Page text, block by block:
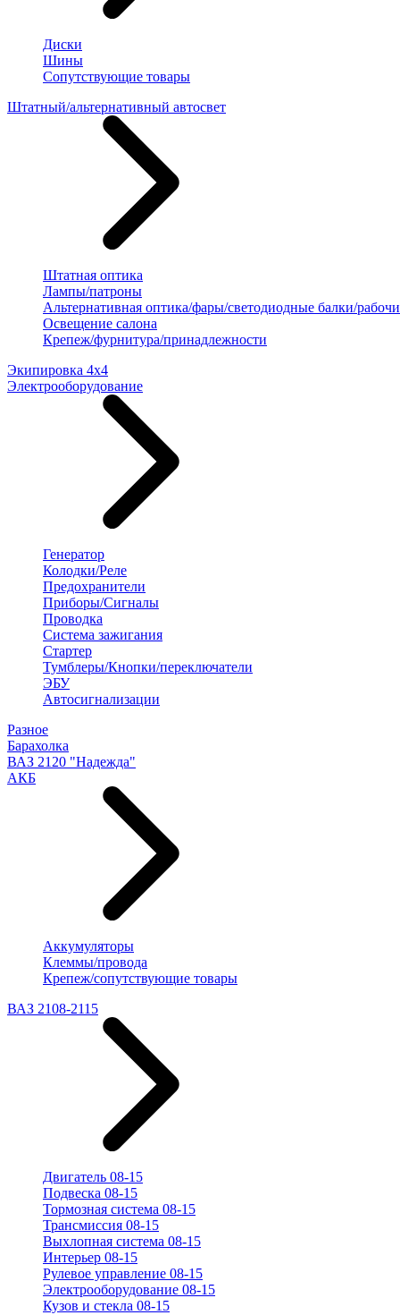
Диски
Шины
Сопутствующие товары
Штатный/альтернативный автосвет
Штатная оптика
Лампы/патроны
Альтернативная оптика/фары/светодиодные балки/
Освещение салона
Крепеж/фурнитура/принадлежности
Экипировка 4х4
Электрооборудование
Генератор
Колодки/Реле
Предохранители
Приборы/Сигналы
Проводка
Система зажигания
Стартер
Тумблеры/Кнопки/переключатели
ЭБУ
Автосигнализации
Разное
Барахолка
ВАЗ 2120 "Надежда"
АКБ
Аккумуляторы
Клеммы/провода
Крепеж/сопутствующие товары
ВАЗ 2108-2115
Двигатель 08-15
Подвеска 08-15
Тормозная система 08-15
Трансмиссия 08-15
Выхлопная система 08-15
Интерьер 08-15
Рулевое управление 08-15
Электрооборудование 08-15
Кузов и стекла 08-15